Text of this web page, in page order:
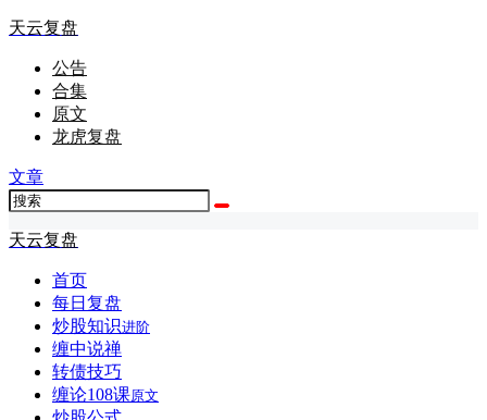
天云复盘
公告
合集
原文
龙虎复盘
文章
天云复盘
首页
每日复盘
炒股知识进阶
缠中说禅
转债技巧
缠论108课原文